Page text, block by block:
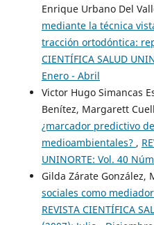
Enrique Urbano Del
mediante la técnica
tracción ortodóntica:
CIENTÍFICA SALUD
Enero - Abril
Victor Hugo Simancas
Benítez, Margarett
¿marcador predictivo
medioambientales? ,
UNINORTE: Vol. 40
Gilda Zárate González,
sociales como
REVISTA CIENTÍFICA